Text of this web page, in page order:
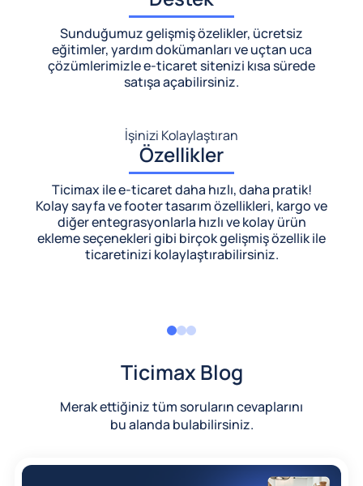
Sunduğumuz gelişmiş özelikler, ücretsiz
eğitimler, yardım dokümanları ve uçtan uca
çözümlerimizlee-ticaret sitenizi kısa sürede
satışa açabilirsiniz.
İşinizi Kolaylaştıran
Özellikler
Ticimax ile e-ticaret daha hızlı, daha pratik!
Kolay sayfa ve footer tasarım özellikleri, kargo ve
diğer entegrasyonlarla hızlı ve kolay ürün
ekleme seçenekleri gibi birçok gelişmiş özellik ile
ticaretinizi kolaylaştırabilirsiniz.
Ticimax Blog
Merak ettiğiniz tüm soruların cevaplarını
bu alanda bulabilirsiniz.